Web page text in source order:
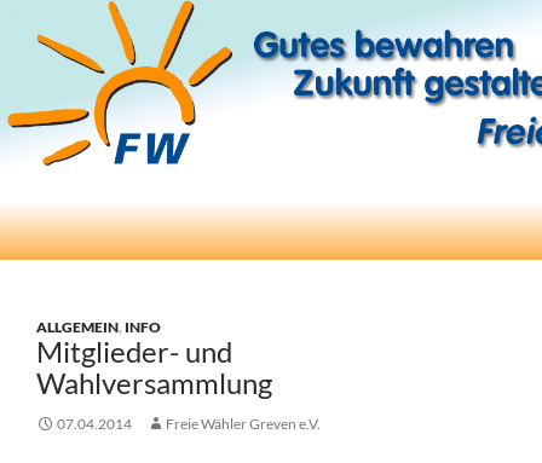
Freie Wähler Greven e.V.
Suchen
ZUM
ALLGEMEIN, INFO
Mitglieder- und
Wahlversammlung
07.04.2014 Freie Wähler Greven e.V.